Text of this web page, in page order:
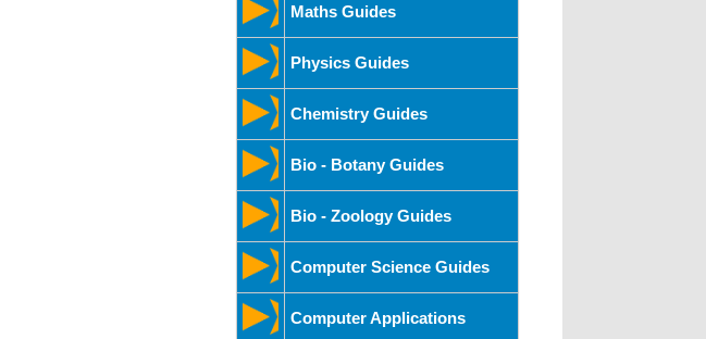
Maths Guides
Physics Guides
Chemistry Guides
Bio - Botany Guides
Bio - Zoology Guides
Computer Science Guides
Computer Applications